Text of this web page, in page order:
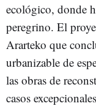
ecológico, donde
peregrino. El
Ararteko que
urbanizable de
las obras de
casos